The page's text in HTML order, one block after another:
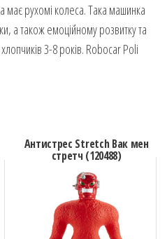
рухомі колеса. Така машинка
а також емоційному розвитку та
3-8 років. Robocar Poli
Антистрес Stretch Вак мен
стретч (120488)